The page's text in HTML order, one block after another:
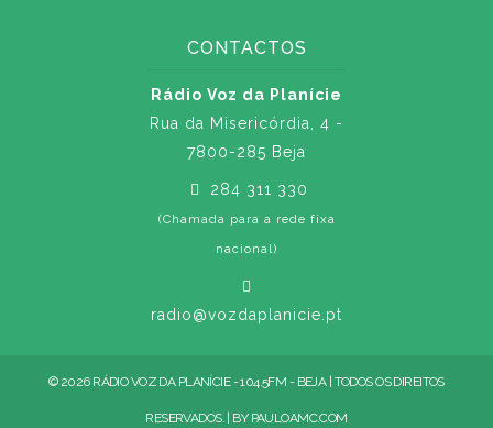
CONTACTOS
Rádio Voz da Planície
Rua da Misericórdia, 4 -
7800-285 Beja
284 311 330
(Chamada para a rede fixa
nacional)
radio@vozdaplanicie.pt
© 2026 RÁDIO VOZ DA PLANÍCIE - 104.5FM - BEJA | TODOS OS DIREITOS
RESERVADOS. | BY PAULOAMC.COM